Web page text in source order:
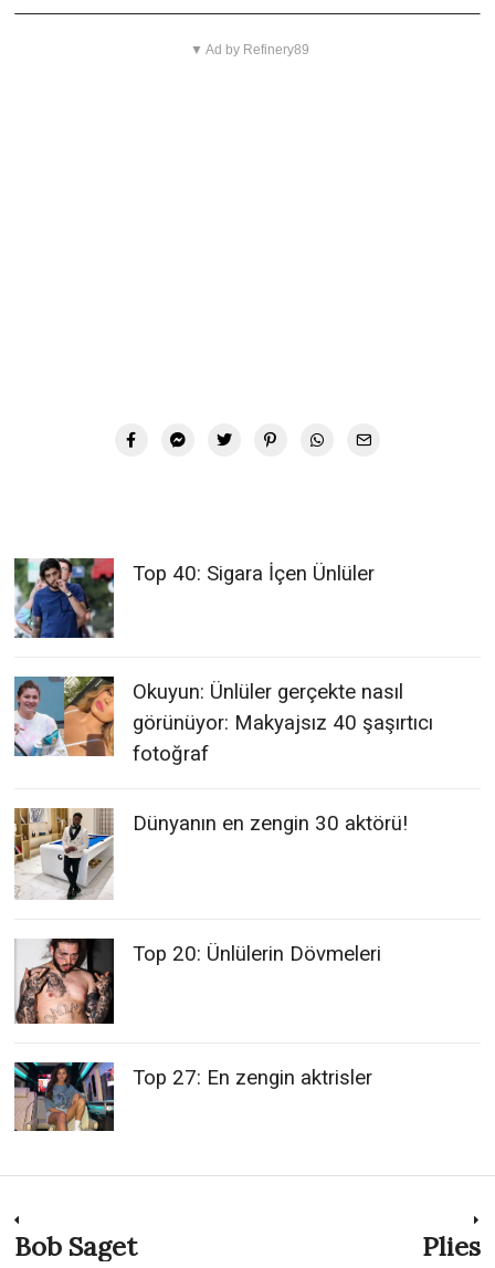
▼ Ad by Refinery89
Top 40: Sigara İçen Ünlüler
Okuyun: Ünlüler gerçekte nasıl
görünüyor: Makyajsız 40 şaşırtıcı
fotoğraf
Dünyanın en zengin 30 aktörü!
Top 20: Ünlülerin Dövmeleri
Top 27: En zengin aktrisler
Post
Previous
Bob Saget Plies